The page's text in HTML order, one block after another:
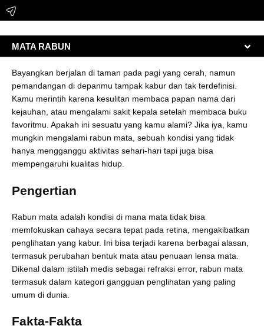
MATA RABUN
Bayangkan berjalan di taman pada pagi yang cerah, namun
pemandangan di depanmu tampak kabur dan tak terdefinisi.
Kamu merintih karena kesulitan membaca papan nama dari
kejauhan, atau mengalami sakit kepala setelah membaca buku
favoritmu. Apakah ini sesuatu yang kamu alami? Jika iya, kamu
mungkin mengalami rabun mata, sebuah kondisi yang tidak
hanya mengganggu aktivitas sehari-hari tapi juga bisa
mempengaruhi kualitas hidup.
Pengertian
Rabun mata adalah kondisi di mana mata tidak bisa
memfokuskan cahaya secara tepat pada retina, mengakibatkan
penglihatan yang kabur. Ini bisa terjadi karena berbagai alasan,
termasuk perubahan bentuk mata atau penuaan lensa mata.
Dikenal dalam istilah medis sebagai refraksi error, rabun mata
termasuk dalam kategori gangguan penglihatan yang paling
umum di dunia.
Fakta-Fakta